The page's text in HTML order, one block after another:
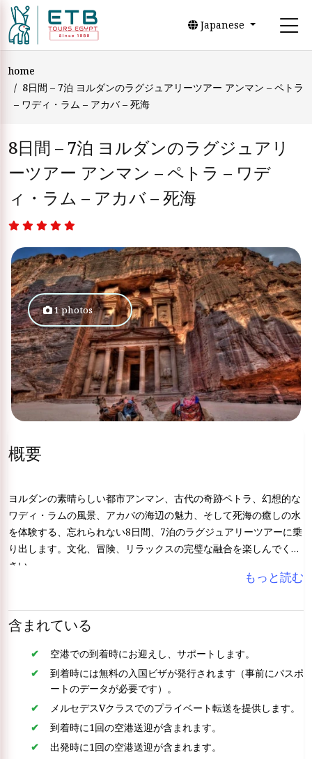
Japanese
home
8日間 – 7泊 ヨルダンのラグジュアリーツアー アンマン – ペトラ
– ワディ・ラム – アカバ – 死海
8日間 – 7泊 ヨルダンのラグジュアリ
ーツアー アンマン – ペトラ – ワデ
ィ・ラム – アカバ – 死海
1 photos
概要
ヨルダンの素晴らしい都市アンマン、古代の奇跡ペトラ、幻想的な
ワディ・ラムの風景、アカバの海辺の魅力、そして死海の癒しの水
を体験する、忘れられない8日間、7泊のラグジュアリーツアーに乗
り出します。文化、冒険、リラックスの完璧な融合を楽しんでくだ
さい。
もっと読む
含まれている
空港での到着時にお迎えし、サポートします。
到着時には無料の入国ビザが発行されます（事前にパスポ
ートのデータが必要です）。
メルセデスVクラスでのプライベート転送を提供します。
到着時に1回の空港送迎が含まれます。
出発時に1回の空港送迎が含まれます。